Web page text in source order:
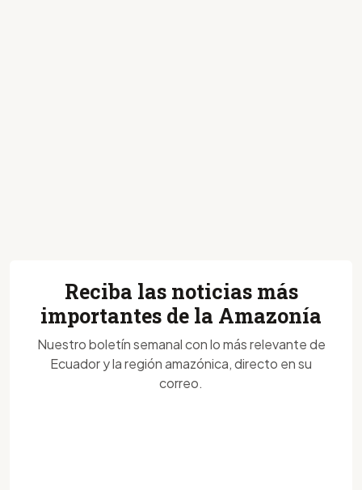
Reciba las noticias más
importantes de la Amazonía
Nuestro boletín semanal con lo más relevante de
Ecuador y la región amazónica, directo en su
correo.